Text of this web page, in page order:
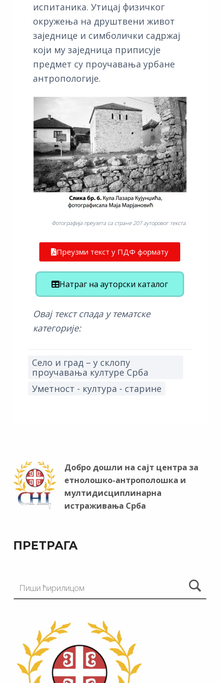
испитаника. Утицај физичког
окружења на друштвени живот
заједнице и симболички садржај
који му заједница приписује
предмет су проучавања урбане
антропологије.
Фотографија преузета са стране 207 ауторовог текста.
Преузми текст у ПДФ формату
Натраг на ауторски каталог
Овај текст спада у тематске
категорије:
Село и град – у склопу
проучавања културе Срба
Уметност - култура - старине
Добро дошли на сајт центра за
етнолошко-антрополошка и
мултидисциплинарна
истраживања Срба
ПРЕТРАГА